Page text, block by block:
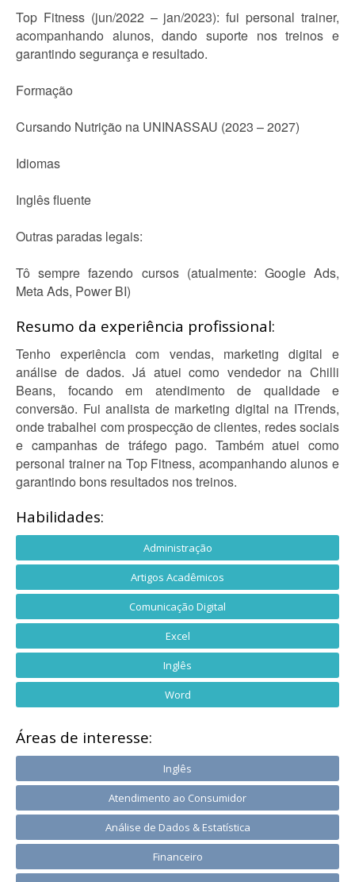
Top Fitness (jun/2022 – jan/2023): fui personal trainer,
acompanhando alunos, dando suporte nos treinos e
garantindo segurança e resultado.
Formação
Cursando Nutrição na UNINASSAU (2023 – 2027)
Idiomas
Inglês fluente
Outras paradas legais:
Tô sempre fazendo cursos (atualmente: Google Ads,
Meta Ads, Power BI)
Resumo da experiência profissional:
Tenho experiência com vendas, marketing digital e
análise de dados. Já atuei como vendedor na Chilli
Beans, focando em atendimento de qualidade e
conversão. Fui analista de marketing digital na ITrends,
onde trabalhei com prospecção de clientes, redes sociais
e campanhas de tráfego pago. Também atuei como
personal trainer na Top Fitness, acompanhando alunos e
garantindo bons resultados nos treinos.
Habilidades:
Administração
Artigos Acadêmicos
Comunicação Digital
Excel
Inglês
Word
Áreas de interesse:
Inglês
Atendimento ao Consumidor
Análise de Dados & Estatística
Financeiro